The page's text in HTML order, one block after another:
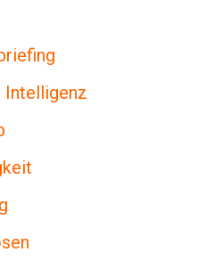
Intelligenz